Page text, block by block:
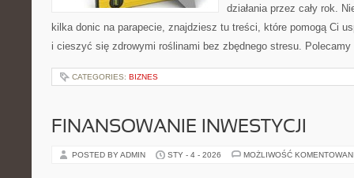
działania przez cały rok.
kilka donic na parapecie, znajdziesz tu treści, które pomogą Ci
i cieszyć się zdrowymi roślinami bez zbędnego stresu.
CATEGORIES: BIZNES
FINANSOWANIE INWESTYCJI
POSTED BY ADMIN STY - 4 - 2026 MOŻLIWOŚĆ